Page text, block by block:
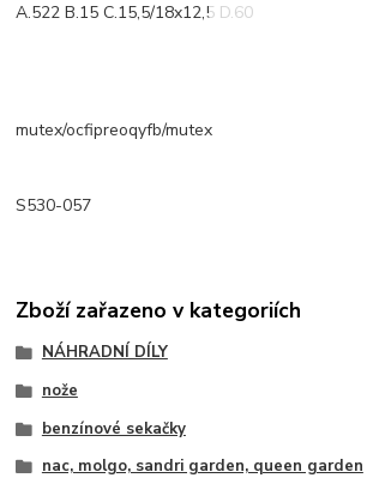
A.522 B.15 C.15,5/18x12,5 D.60
mutex/ocfipreoqyfb/mutex
S530-057
Zboží zařazeno v kategoriích
NÁHRADNÍ DÍLY
nože
benzínové sekačky
nac, molgo, sandri garden, queen garden